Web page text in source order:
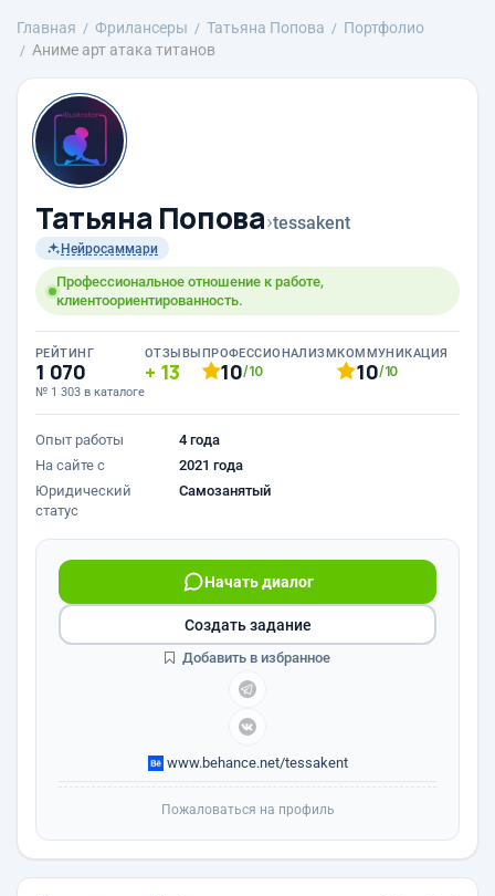
Главная Фрилансеры Татьяна Попова
Портфолио
Аниме арт атака титанов
Татьяна Попова›tessakent
Нейросаммари
Профессиональное отношение к работе,
клиентоориентированность.
РЕЙТИНГ
1 070
№ 1 303 в каталоге
ОТЗЫВЫ
13
ПРОФЕССИОНАЛИЗМ
10/10
КОММУНИКАЦИЯ
10/10
Опыт работы
4 года
На сайте с
2021 года
Юридический
статус
Самозанятый
Начать диалог
www.behance.net/tessakent
Создать задание
Добавить в избранное
Пожаловаться на профиль